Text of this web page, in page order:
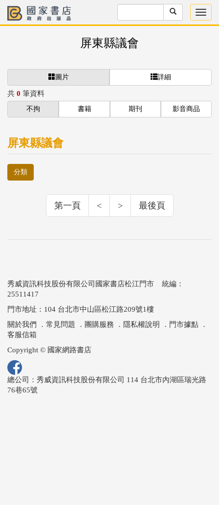
屏東縣議會
圖片 詳細
共 0 筆資料
不拘 書籍 期刊 影音商品
屏東縣議會
分類
第一頁 < > 最後頁
秀威資訊科技股份有限公司國家書店松江門市 統編：
25511417
門市地址：104 台北市中山區松江路209號1樓
關於我們 ． 常見問題 ． 團購服務 ． 隱私權說明 ． 門市據點 ．
客服信箱
Copyright © 國家網路書店
總公司：秀威資訊科技股份有限公司 114 台北市內湖區瑞光路
76巷65號